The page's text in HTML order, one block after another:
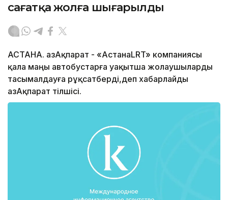
сағатқа жолға шығарылды
АСТАНА. ҚазАқпарат - «АстанаLRT» компаниясы
қала маңы автобустарға уақытша жолаушыларды
тасымалдауға рұқсатберді,деп хабарлайды
ҚазАқпарат тілшісі.